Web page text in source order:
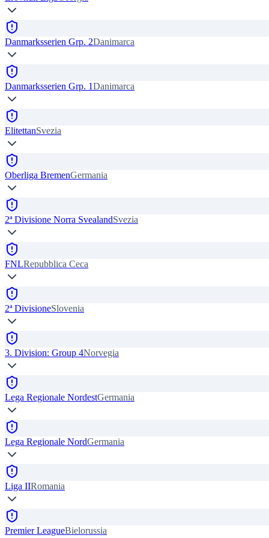
Danmarksserien Grp. 2Danimarca
Danmarksserien Grp. 1Danimarca
ElitettanSvezia
Oberliga BremenGermania
2ª Divisione Norra SvealandSvezia
FNLRepubblica Ceca
2ª DivisioneSlovenia
3. Division: Group 4Norvegia
Lega Regionale NordestGermania
Lega Regionale NordGermania
Liga IIRomania
Premier LeagueBielorussia